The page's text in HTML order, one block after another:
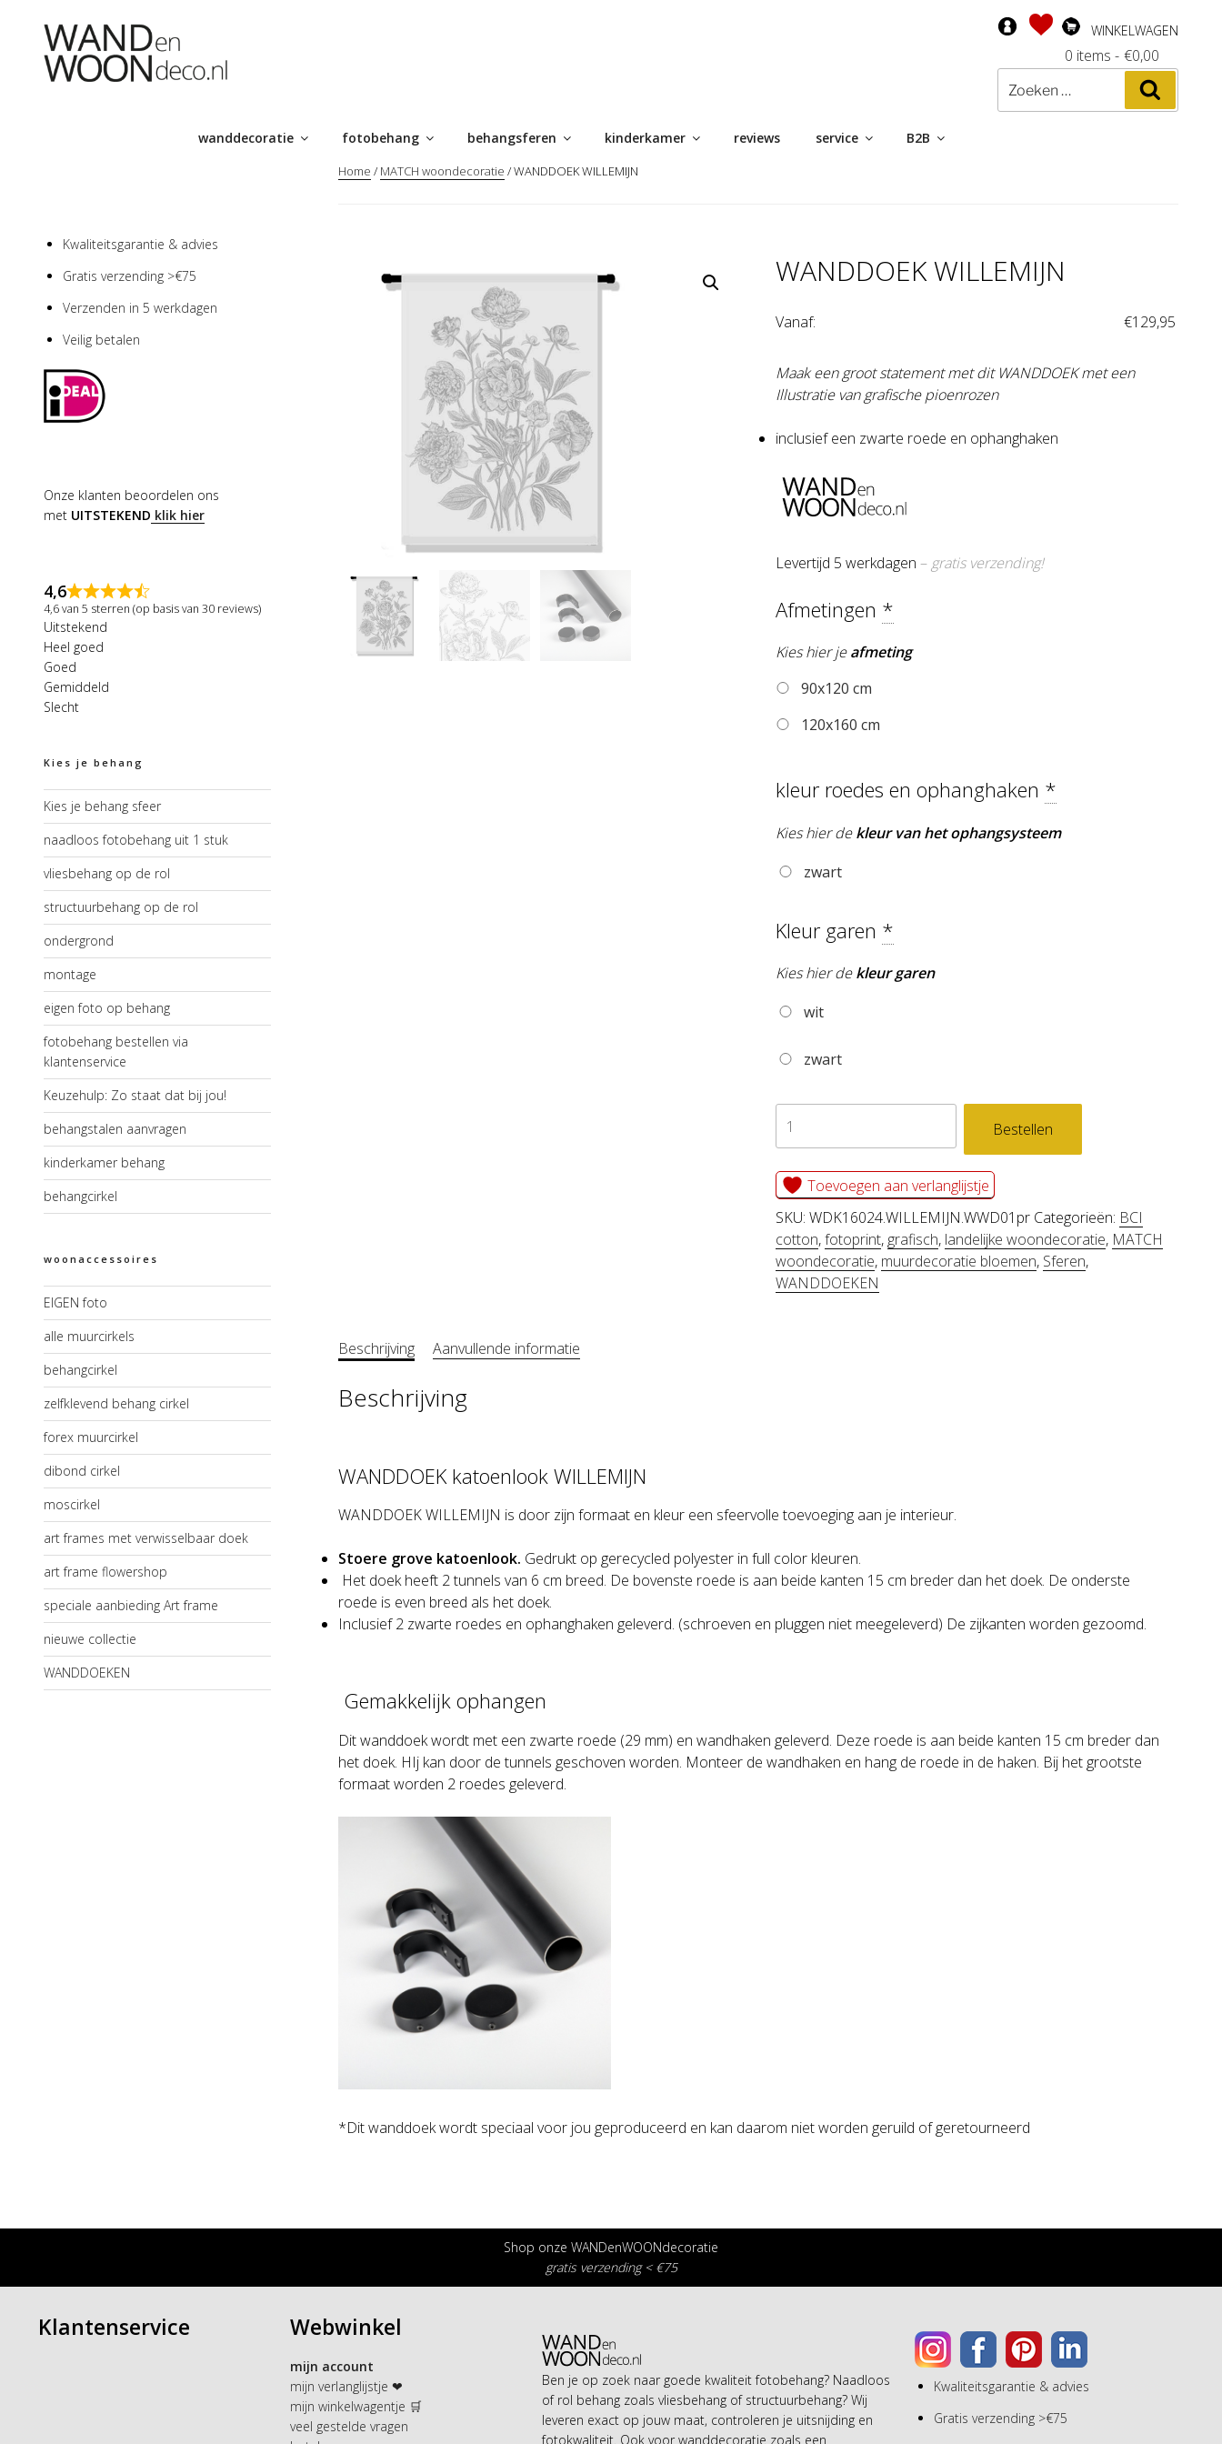
WINKELWAGEN
- €0,00
0 items
Zoeken
naar:
wanddecoratie fotobehang behangsferen kinderkamer reviews service B2B
Home / MATCH woondecoratie / WANDDOEK WILLEMIJN
WANDDOEK WILLEMIJN
Vanaf: €129,95
Maak een groot statement met dit WANDDOEK met een
Illustratie van grafische pioenrozen
inclusief een zwarte roede en ophanghaken
Levertijd 5 werkdagen – gratis verzending!
Afmetingen *
Kies hier jeafmeting
90x120 cm
120x160 cm
kleur roedes en ophanghaken *
Kies hier dekleur van het ophangsysteem
zwart
Kleur garen *
Kies hier dekleur garen
wit
zwart
WANDDOEK
WILLEMIJN
aantal
Bestellen
Toevoegen aan verlanglijstje
SKU: WDK16024.WILLEMIJN.WWD01pr Categorieën: BCI
cotton,fotoprint, grafisch, landelijke woondecoratie, MATCH
woondecoratie, muurdecoratie bloemen, Sferen,
WANDDOEKEN
Beschrijving Aanvullende informatie
Beschrijving
WANDDOEK katoenlook WILLEMIJN
WANDDOEK WILLEMIJN is door zijn formaat en kleur een sfeervolle toevoeging aan je interieur.
Stoere grove katoenlook. Gedrukt op gerecycled polyester in full color kleuren.
Het doek heeft 2 tunnels van 6 cm breed. De bovenste roede is aan beide kanten 15 cm breder dan het doek. De onderste
roede is even breed als het doek.
Inclusief 2 zwarte roedes en ophanghaken geleverd. (schroeven en pluggen niet meegeleverd) De zijkanten worden gezoomd.
Gemakkelijk ophangen
Dit wanddoek wordt met een zwarte roede (29 mm) en wandhaken geleverd. Deze roede is aan beide kanten 15 cm breder dan
het doek. HIj kan door de tunnels geschoven worden. Monteer de wandhaken en hang de roede in de haken. Bij het grootste
formaat worden 2 roedes geleverd.
*Dit wanddoek wordt speciaal voor jou geproduceerd en kan daarom niet worden geruild of geretourneerd
Kwaliteitsgarantie & advies
Gratis verzending >€75
Verzenden in 5 werkdagen
Veilig betalen
Onze klanten beoordelen ons
met UITSTEKEND klik hier
4,6
4,6 van 5 sterren (op basis van 30 reviews)
Uitstekend
Heel goed
Goed
Gemiddeld
Slecht
Kies je behang
Kies je behang sfeer
naadloos fotobehang uit 1 stuk
vliesbehang op de rol
structuurbehang op de rol
ondergrond
montage
eigen foto op behang
fotobehang bestellen via
klantenservice
Keuzehulp: Zo staat dat bij jou!
behangstalen aanvragen
kinderkamer behang
behangcirkel
woonaccessoires
EIGEN foto
alle muurcirkels
behangcirkel
zelfklevend behang cirkel
forex muurcirkel
dibond cirkel
moscirkel
art frames met verwisselbaar doek
art frame flowershop
speciale aanbieding Art frame
nieuwe collectie
WANDDOEKEN
Shop onze WANDenWOONdecoratie
gratis verzending < €75
Klantenservice Webwinkel
mijn account
mijn verlanglijstje ❤
mijn winkelwagentje 🛒
veel gestelde vragen
Ben je op zoek naar goede kwaliteit fotobehang? Naadloos
of rol behang zoals vliesbehang of structuurbehang? Wij
leveren exact op jouw maat, controleren je uitsnijding en
fotokwaliteit. Ook voor wanddecoratie zoals een
Kwaliteitsgarantie & advies
Gratis verzending >€75